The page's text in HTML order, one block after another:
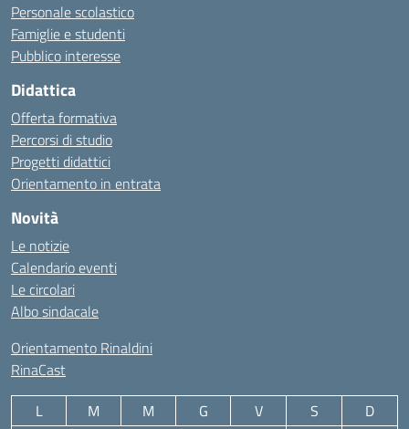
Personale scolastico
Famiglie e studenti
Pubblico interesse
Didattica
Offerta formativa
Percorsi di studio
Progetti didattici
Orientamento in entrata
Novità
Le notizie
Calendario eventi
Le circolari
Albo sindacale
Orientamento Rinaldini
RinaCast
L M M G V S
D